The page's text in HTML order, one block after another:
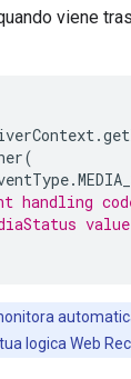
viene
.
(
.
handling
value
logica Web